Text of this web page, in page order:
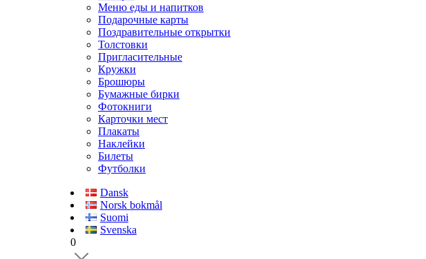
Меню еды и напитков
Подарочные карты
Поздравительные открытки
Толстовки
Пригласительные
Кружки
Брошюры
Бумажные бирки
Фотокниги
Карточки мест
Плакаты
Наклейки
Билеты
Футболки
Dansk
Norsk bokmål
Suomi
Svenska
0